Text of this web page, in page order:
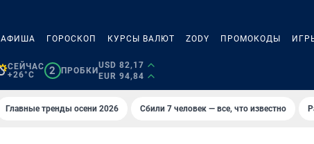
АФИША ГОРОСКОП КУРСЫ ВАЛЮТ ZODY ПРОМОКОДЫ
СЕЙЧАС
+26°C
2 ПРОБКИ
USD 82,17
EUR 94,84
Главные тренды осени 2026 Сбили 7 человек — все, что известно